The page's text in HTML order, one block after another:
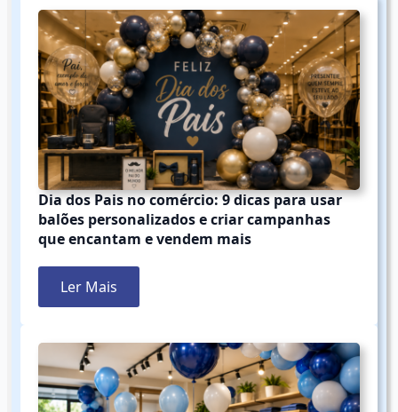
Dia dos Pais no comércio: 9 dicas para usar
balões personalizados e criar campanhas
que encantam e vendem mais
Ler Mais